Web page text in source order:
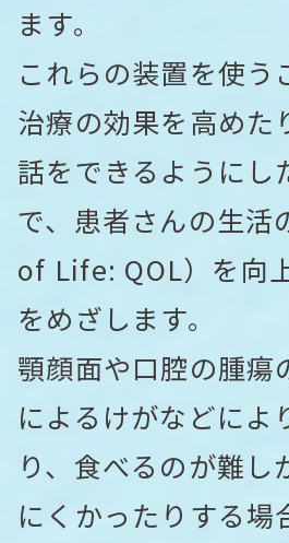
ます。
これらの装置を使う
治療の効果を高めた
話をできるようにし
で、患者さんの生
of Life: QOL）を向
をめざします。
顎顔面や口腔の腫瘍
によるけがなどによ
り、食べるのが難し
にくかったりする場